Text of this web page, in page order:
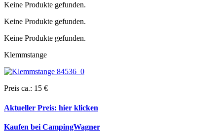
Keine Produkte gefunden.
Keine Produkte gefunden.
Keine Produkte gefunden.
Klemmstange
Preis ca.: 15 €
Aktueller Preis: hier klicken
Kaufen bei CampingWagner